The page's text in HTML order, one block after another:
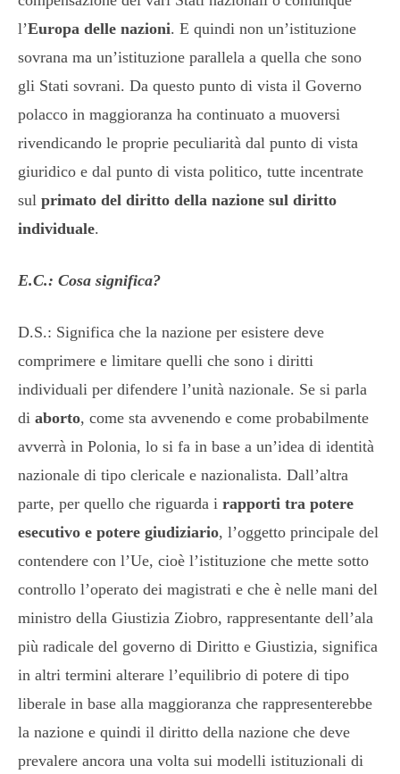
l’Europa delle nazioni. E quindi non un’istituzione
sovrana ma un’istituzione parallela a quella che sono
gli Stati sovrani. Da questo punto di vista il Governo
polacco in maggioranza ha continuato a muoversi
rivendicando le proprie peculiarità dal punto di vista
giuridico e dal punto di vista politico, tutte incentrate
sul primato del diritto della nazione sul diritto
individuale.
E.C.: Cosa significa?
D.S.: Significa che la nazione per esistere deve
comprimere e limitare quelli che sono i diritti
individuali per difendere l’unità nazionale. Se si parla
di aborto, come sta avvenendo e come probabilmente
avverrà in Polonia, lo si fa in base a un’idea di identità
nazionale di tipo clericale e nazionalista. Dall’altra
parte, per quello che riguarda i rapporti tra potere
esecutivo e potere giudiziario, l’oggetto principale del
contendere con l’Ue, cioè l’istituzione che mette sotto
controllo l’operato dei magistrati e che è nelle mani del
ministro della Giustizia Ziobro, rappresentante dell’ala
più radicale del governo di Diritto e Giustizia, significa
in altri termini alterare l’equilibrio di potere di tipo
liberale in base alla maggioranza che rappresenterebbe
la nazione e quindi il diritto della nazione che deve
prevalere ancora una volta sui modelli istituzionali di